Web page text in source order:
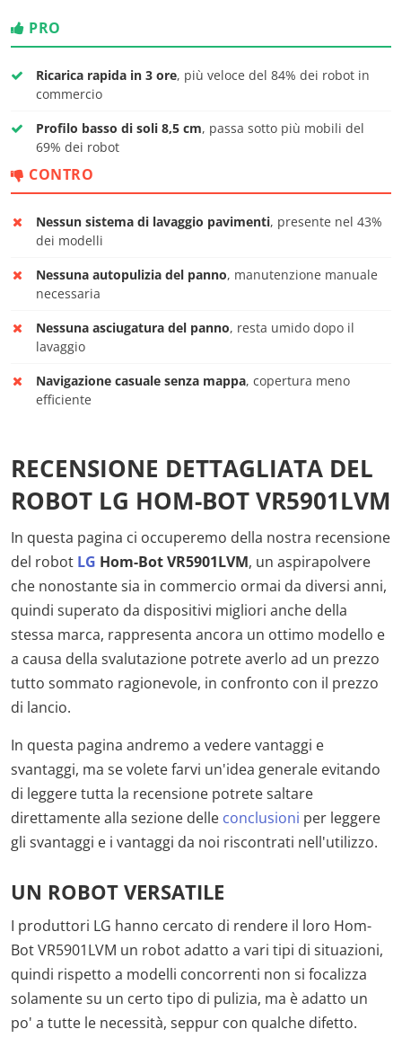
PRO
Ricarica rapida in 3 ore, più veloce del 84% dei robot in
commercio
Profilo basso di soli 8,5 cm, passa sotto più mobili del
69% dei robot
CONTRO
Nessun sistema di lavaggio pavimenti, presente nel 43%
dei modelli
Nessuna autopulizia del panno, manutenzione manuale
necessaria
Nessuna asciugatura del panno, resta umido dopo il
lavaggio
Navigazione casuale senza mappa, copertura meno
efficiente
RECENSIONE DETTAGLIATA DEL
ROBOT LG HOM-BOT VR5901LVM
In questa pagina ci occuperemo della nostra recensione
del robot LG Hom-Bot VR5901LVM, un aspirapolvere
che nonostante sia in commercio ormai da diversi anni,
quindi superato da dispositivi migliori anche della
stessa marca, rappresenta ancora un ottimo modello e
a causa della svalutazione potrete averlo ad un prezzo
tutto sommato ragionevole, in confronto con il prezzo
di lancio.
In questa pagina andremo a vedere vantaggi e
svantaggi, ma se volete farvi un'idea generale evitando
di leggere tutta la recensione potrete saltare
direttamente alla sezione delle conclusioni per leggere
gli svantaggi e i vantaggi da noi riscontrati nell'utilizzo.
UN ROBOT VERSATILE
I produttori LG hanno cercato di rendere il loro Hom-
Bot VR5901LVM un robot adatto a vari tipi di situazioni,
quindi rispetto a modelli concorrenti non si focalizza
solamente su un certo tipo di pulizia, ma è adatto un
po' a tutte le necessità, seppur con qualche difetto.